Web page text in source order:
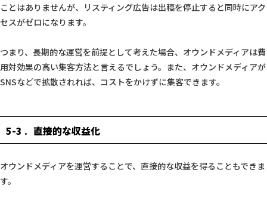
ことはありませんが、リスティング広告は出稿を停止すると同時にアク
セスがゼロになります。
つまり、長期的な運営を前提として考えた場合、オウンドメディアは費
用対効果の高い集客方法と言えるでしょう。また、オウンドメディアが
SNSなどで拡散されれば、コストをかけずに集客できます。
5-3 直接的な収益化
オウンドメディアを運営することで、直接的な収益を得ることもできま
す。